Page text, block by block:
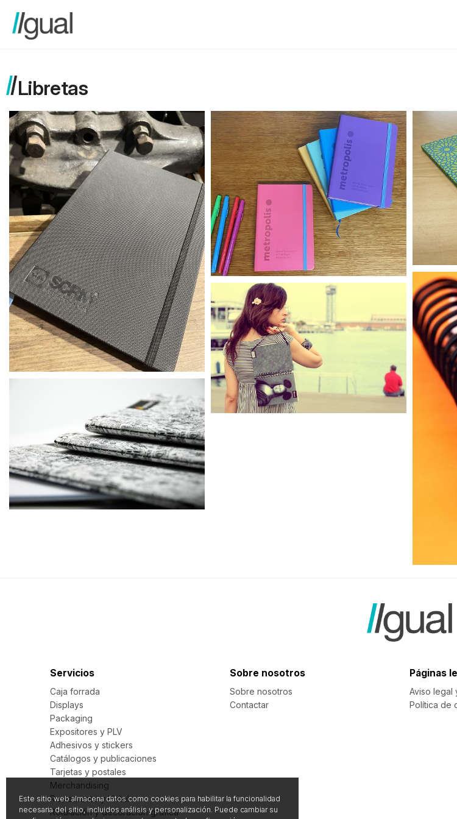
Libretas
Servicios
Caja forrada
Displays
Packaging
Expositores y PLV
Adhesivos y stickers
Catálogos y publicaciones
Tarjetas y postales
Merchandising
Restaurante y Hotel
Rotulación y decoración gráfica
Sobre nosotros
Sobre nosotros
Contactar
Páginas
Aviso legal
Política de
Este sitio web almacena datos como cookies para habilitar la funcionalidad
necesaria del sitio, incluidos análisis y personalización. Puede cambiar su